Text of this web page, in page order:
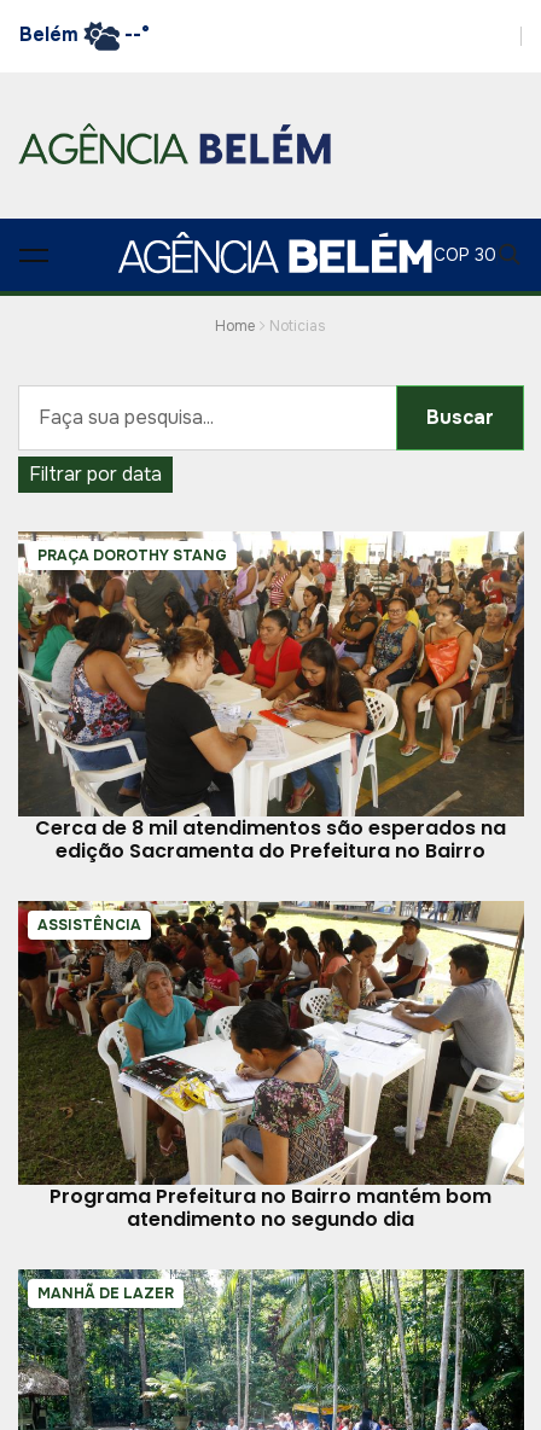
Belém --°
COP 30
Home Noticias
Buscar
Filtrar por data
PRAÇA DOROTHY STANG
Cerca de 8 mil atendimentos são esperados na
edição Sacramenta do Prefeitura no Bairro
ASSISTÊNCIA
Programa Prefeitura no Bairro mantém bom
atendimento no segundo dia
MANHÃ DE LAZER